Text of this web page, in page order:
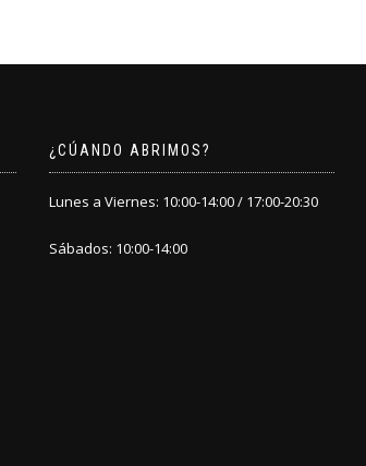
¿CÚANDO ABRIMOS?
Lunes a Viernes: 10:00-14:00 / 17:00-20:30
Sábados: 10:00-14:00